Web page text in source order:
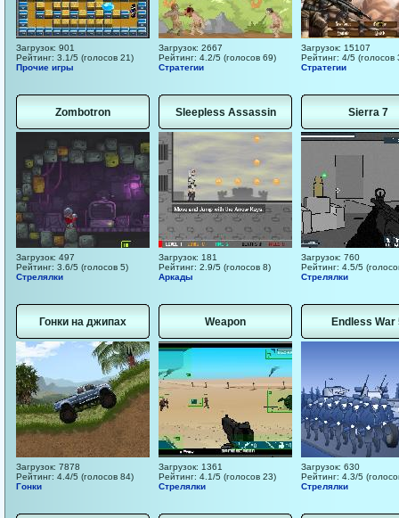
Загрузок: 901
Рейтинг: 3.1/5 (голосов 21)
Прочие игры
Загрузок: 2667
Рейтинг: 4.2/5 (голосов 69)
Стратегии
Загрузок: 15107
Рейтинг: 4/5 (голосов
Стратегии
Zombotron
Загрузок: 497
Рейтинг: 3.6/5 (голосов 5)
Стрелялки
Sleepless Assassin
Загрузок: 181
Рейтинг: 2.9/5 (голосов 8)
Аркады
Sierra 7
Загрузок: 760
Рейтинг: 4.5/5
Стрелялки
Гонки на джипах
Загрузок: 7878
Рейтинг: 4.4/5 (голосов 84)
Гонки
Weapon
Загрузок: 1361
Рейтинг: 4.1/5 (голосов 23)
Стрелялки
Endless War
Загрузок: 630
Рейтинг: 4.3/5
Стрелялки